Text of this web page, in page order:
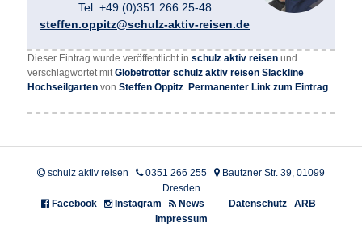
Tel. +49 (0)351 266 25-48
steffen.oppitz@schulz-aktiv-reisen.de
Dieser Eintrag wurde veröffentlicht inschulz aktiv reisen und
verschlagwortet mitGlobetrotter schulz aktiv reisen Slackline
Hochseilgarten vonSteffen Oppitz. Permanenter Link zum Eintrag.
schulz aktiv reisen 0351 266 255
Bautzner Str. 39, 01099
Dresden
Facebook
Instagram News — Datenschutz
ARB
Impressum